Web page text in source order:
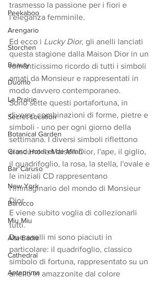
Peekaboo
Arengario
Storchen
Beauty
Duomo
La Prairie
Secret Location
Botanical Garden
Grand Hotel et de Milan
Bar Caruso
New York
Barocco
Miu Miu
Alta Badia
Cathedral
Anteprima
trasmesso la passione per i fiori e
l'eleganza femminile.
Ed ecco i Lucky Dior, gli anelli lanciati
questa stagione dalla Maison Dior in un
romanticissimo ricordo di tutti i simboli
amati da Monsieur e rappresentati in
modo davvero contemporaneo.
Sono sette questi portafortuna, in
diverse combinazioni di forme, pietre e
simboli - uno per ogni giorno della
settimana. I diversi simboli riflettono
ciascuno la Maison Dior, l'ape, il giglio,
il quadrifoglio, la rosa, la stella, l'ovale e
le iniziali CD rappresentano
l'immaginario del mondo di Monsieur
Dior.
E viene subito voglia di collezionarli
tutti.
Due anelli mi sono piaciuti in
particolare: il quadrifoglio, classico
simbolo di fortuna, rappresentato su un
anello in amazzonite dal colore